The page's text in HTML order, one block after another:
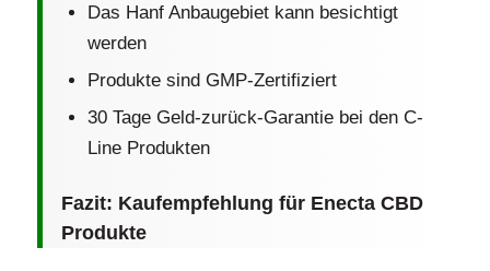
Das Hanf Anbaugebiet kann besichtigt
werden
Produkte sind GMP-Zertifiziert
30 Tage Geld-zurück-Garantie bei den C-
Line Produkten
Fazit: Kaufempfehlung für Enecta CBD
Produkte